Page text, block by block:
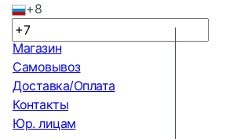
+8
Магазин
Самовывоз
Доставка/Оплата
Контакты
Юр. лицам